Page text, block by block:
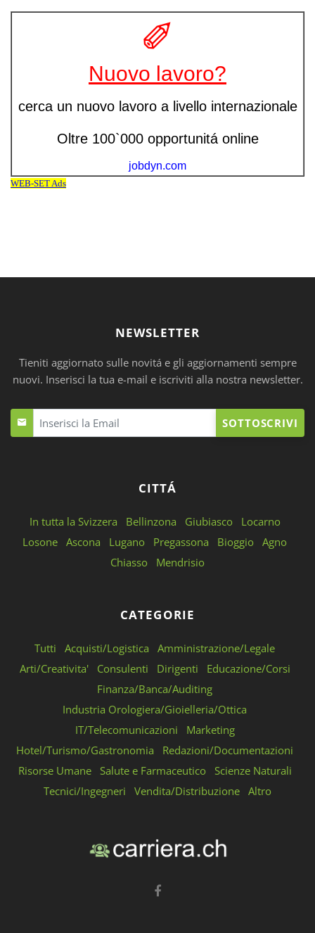
NEWSLETTER
Tieniti aggiornato sulle novitá e gli aggiornamenti sempre
nuovi. Inserisci la tua e-mail e iscriviti alla nostra newsletter.
SOTTOSCRIVI
CITTÁ
In tutta la Svizzera Bellinzona Giubiasco
Locarno
Losone Ascona Lugano Pregassona Bioggio Agno
Chiasso
Mendrisio
CATEGORIE
Tutti Acquisti/Logistica
Amministrazione/Legale
Arti/Creativita'
Consulenti Dirigenti
Educazione/Corsi
Finanza/Banca/Auditing
Industria Orologiera/Gioielleria/Ottica
IT/Telecomunicazioni
Marketing
Hotel/Turismo/Gastronomia
Redazioni/Documentazioni
Risorse Umane
Salute e Farmaceutico
Scienze Naturali
Tecnici/Ingegneri
Vendita/Distribuzione Altro